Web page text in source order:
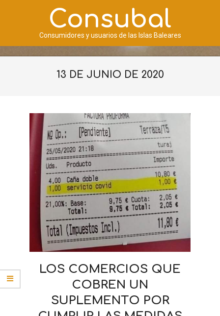
Consubal
Consumidores y usuarios de las Islas Baleares
Menú
13 DE JUNIO DE 2020
LOS COMERCIOS QUE
COBREN UN
SUPLEMENTO POR